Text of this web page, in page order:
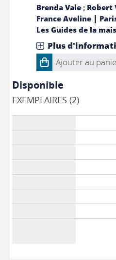
Brenda Vale; Robert
France Aveline |
Les Guides de la
Plus
Ajouter au
Disponible
EXEMPLAIRES (2)